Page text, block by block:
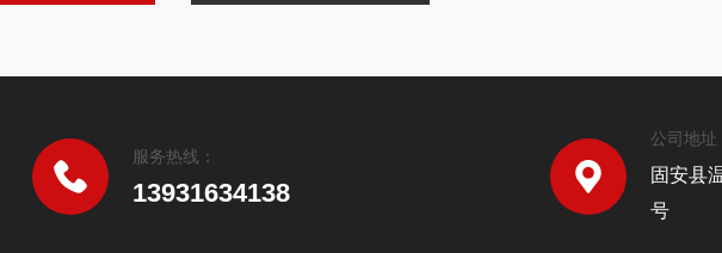
服务热线：
13931634138
公司地址
固安县
号